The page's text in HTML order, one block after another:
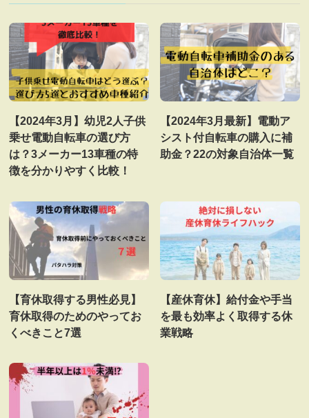
【2024年3月】幼児2人子供
乗せ電動自転車の選び方
は？3メーカー13車種の特
徴を分かりやすく比較！
【2024年3月最新】電動ア
シスト付自転車の購入に補
助金？22の対象自治体一覧
【育休取得する男性必見】
育休取得のためのやってお
くべきこと7選
【産休育休】給付金や手当
を最も効率よく取得する休
業戦略